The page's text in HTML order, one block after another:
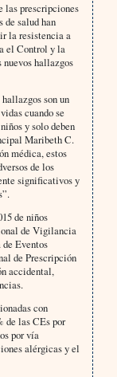
las prescripciones
de salud han
la resistencia a
el Control y la
hallazgos
son un
cuando se
y solo deben
Maribeth C.
médica, estos
de los
significativos y
de niños
de Vigilancia
Eventos
de Prescripción
accidental,
con
de las CEs por
por vía
alérgicas y el